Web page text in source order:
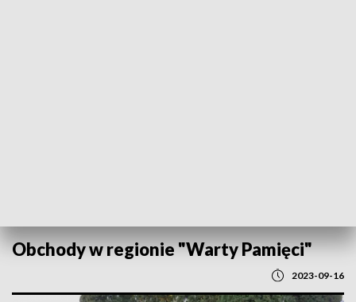
Obchody w regionie "Warty Pamięci"
2023-09-16